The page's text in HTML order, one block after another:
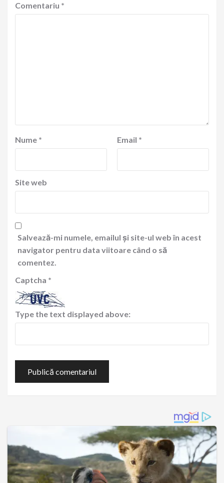
Comentariu *
Nume * Email *
Site web
Salvează-mi numele, emailul și site-ul web în acest
navigator pentru data viitoare când o să
comentez.
Captcha *
Type the text displayed above: